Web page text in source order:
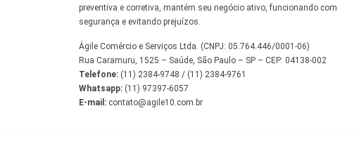
preventiva e corretiva, mantém seu negócio ativo, funcionando com
segurança e evitando prejuízos.
Ágile Comércio e Serviços Ltda. (CNPJ: 05.764.446/0001-06)
Rua Caramuru, 1525 – Saúde, São Paulo – SP – CEP: 04138-002
Telefone: (11) 2384-9748 / (11) 2384-9761
Whatsapp: (11) 97397-6057
E-mail: contato@agile10.com.br